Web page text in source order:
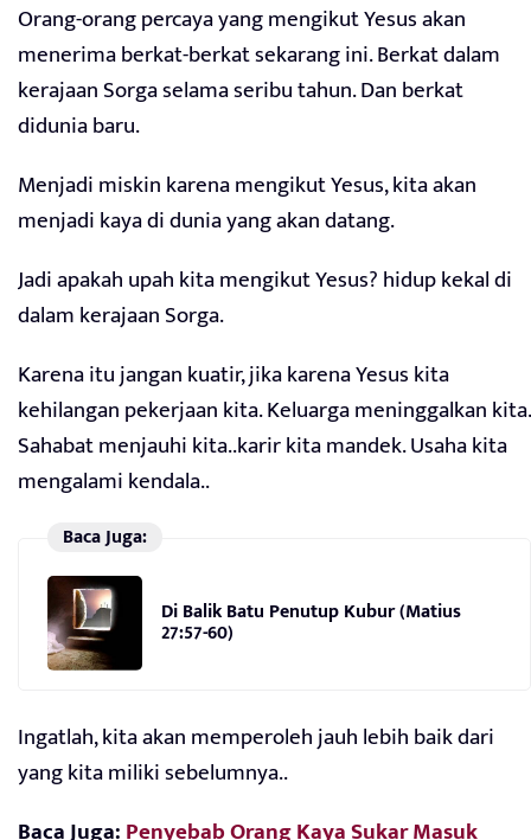
Orang-orang percaya yang mengikut Yesus akan
menerima berkat-berkat sekarang ini. Berkat dalam
kerajaan Sorga selama seribu tahun. Dan berkat
didunia baru.
Menjadi miskin karena mengikut Yesus, kita akan
menjadi kaya di dunia yang akan datang.
Jadi apakah upah kita mengikut Yesus? hidup kekal di
dalam kerajaan Sorga.
Karena itu jangan kuatir, jika karena Yesus kita
kehilangan pekerjaan kita. Keluarga meninggalkan kita.
Sahabat menjauhi kita..karir kita mandek. Usaha kita
mengalami kendala..
Baca Juga:
Di Balik Batu Penutup Kubur (Matius
27:57-60)
Ingatlah, kita akan memperoleh jauh lebih baik dari
yang kita miliki sebelumnya..